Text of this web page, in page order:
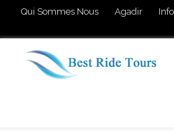
Qui Sommes Nous Agadir